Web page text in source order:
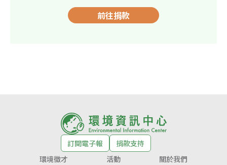
前往捐款
訂閱電子報
捐款支持
環境徵才
活動
關於我們